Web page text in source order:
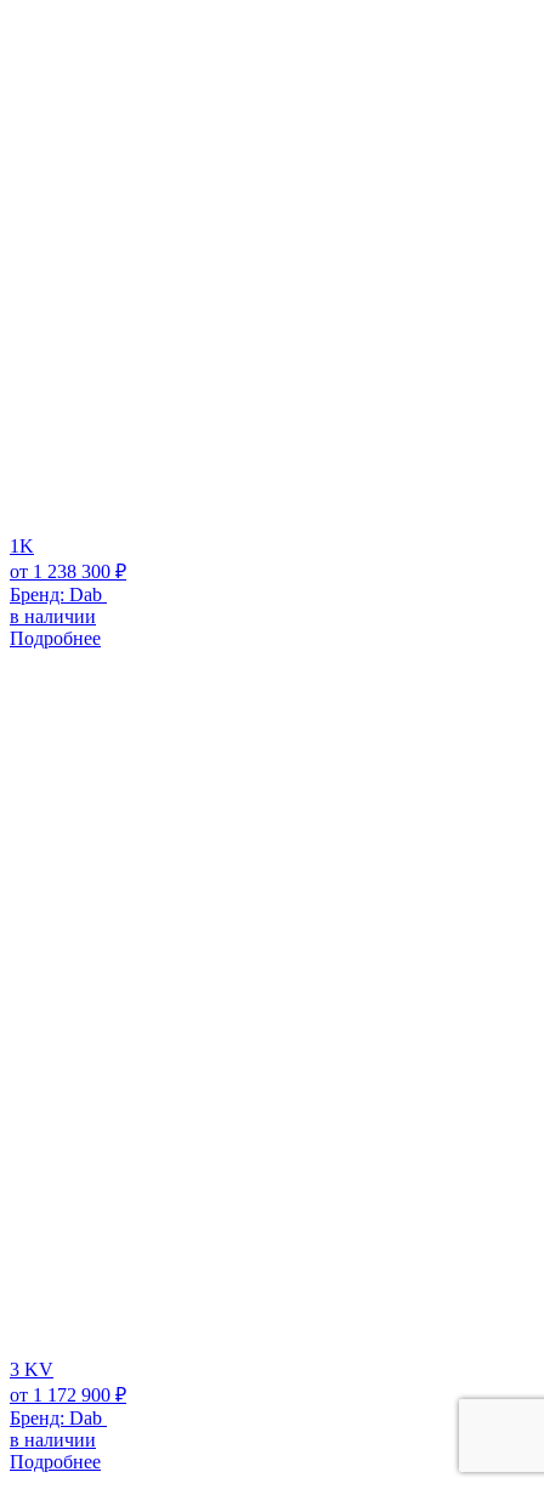
1K
от 1 238 300 ₽
Бренд: Dab
в наличии
Подробнее
3 KV
от 1 172 900 ₽
Бренд: Dab
в наличии
Подробнее